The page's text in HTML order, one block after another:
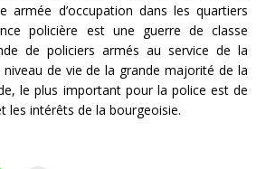
armée d’occupation dans les quartiers
policière est une guerre de classe
de policiers armés au service de la
niveau de vie de la grande majorité de la
le plus important pour la police est de
les intérêts de la bourgeoisie.